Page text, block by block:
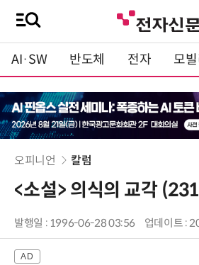
AI·SW 반도체 전자 모빌
오피니언 칼럼
<소설> 의식의 교각
발행일 : 1996-06-28 03:56 업데이트 :